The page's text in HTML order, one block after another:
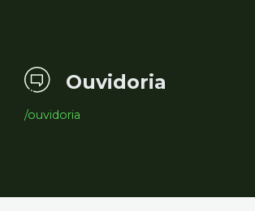
Ouvidoria
/ouvidoria